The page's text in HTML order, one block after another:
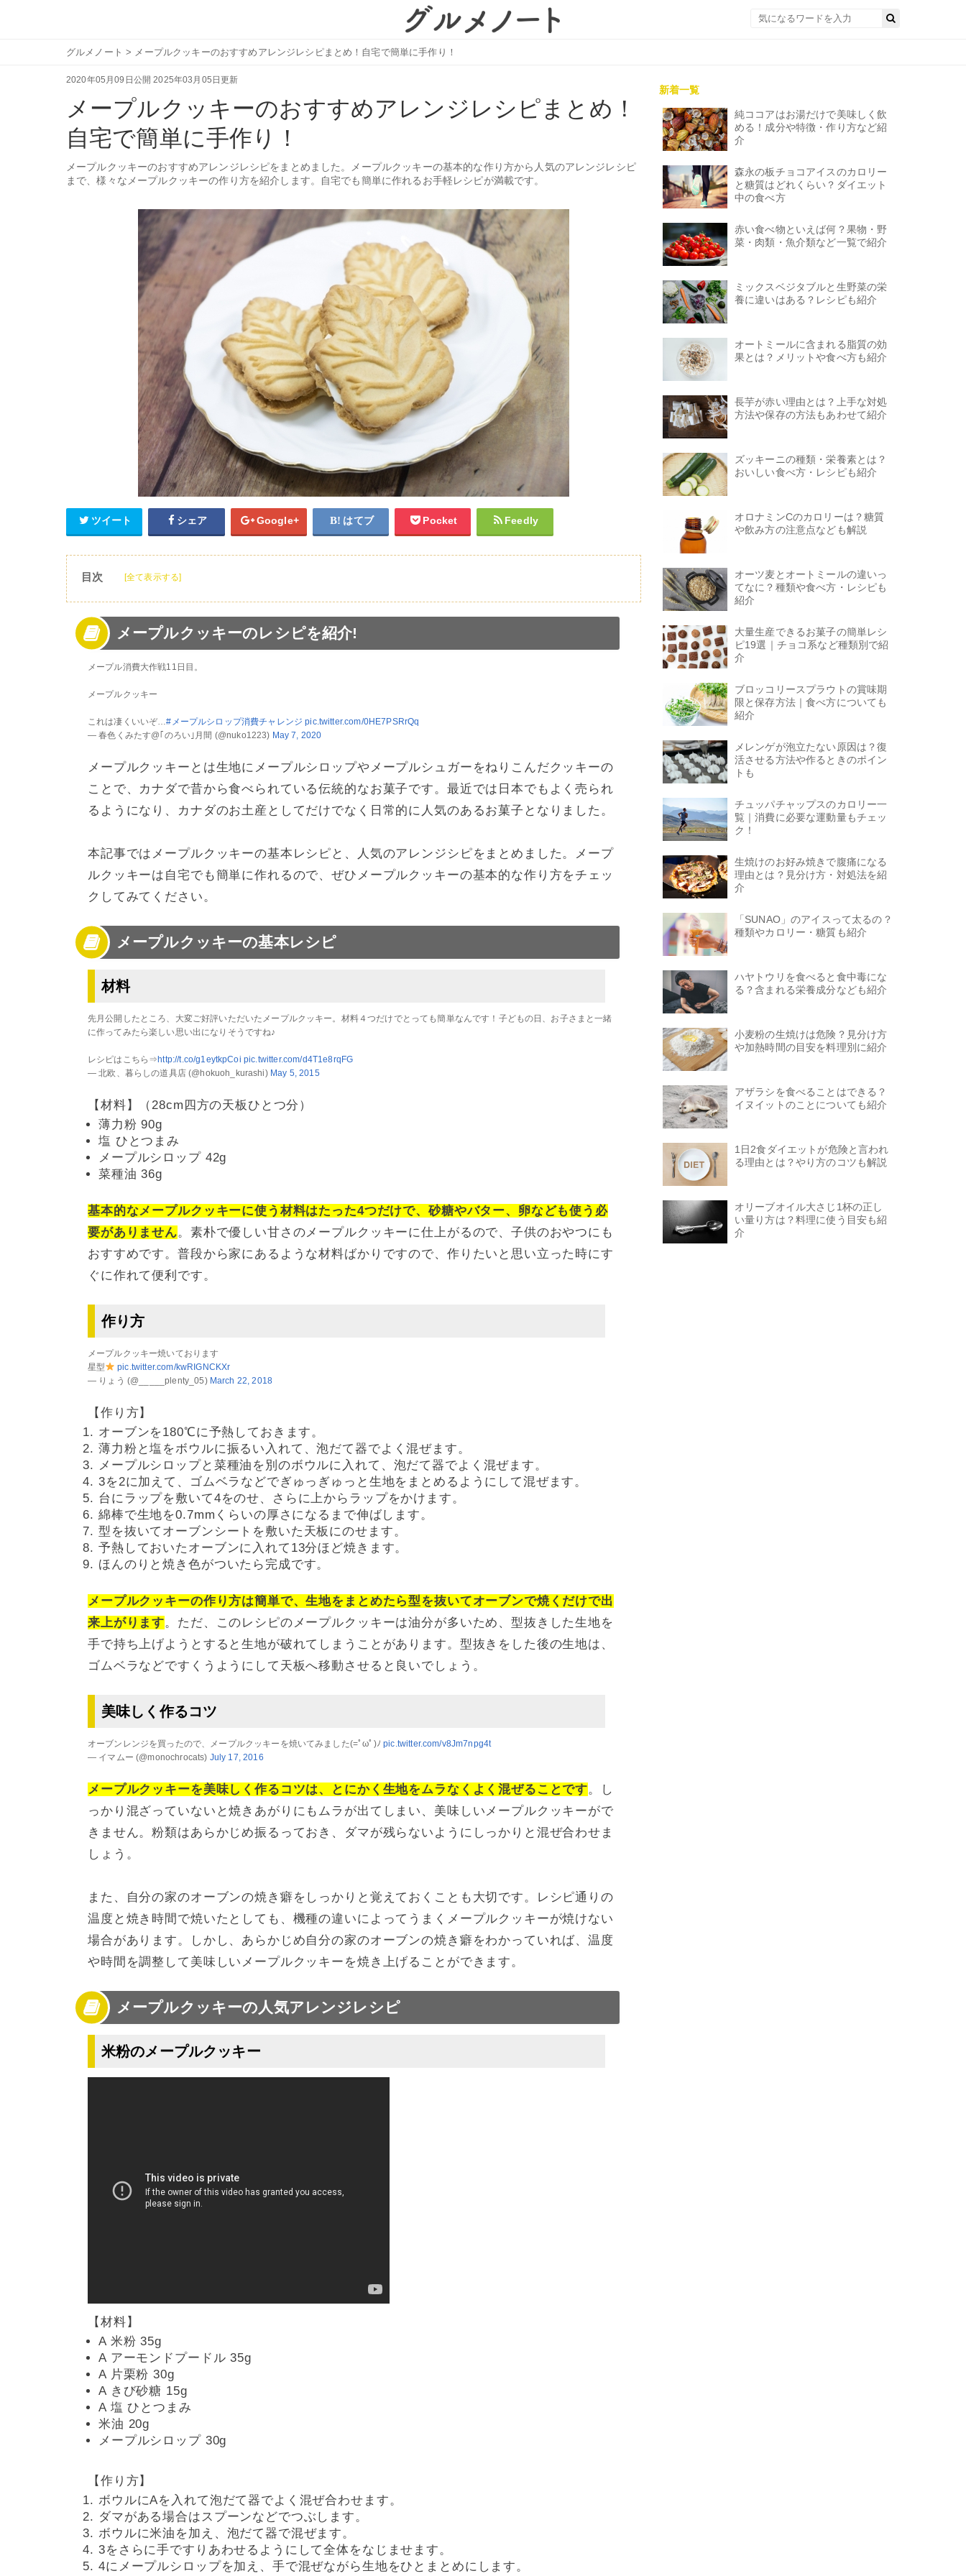
グルメノート > メープルクッキーのおすすめアレンジレシピまとめ！自宅で簡単に手作り！
2020年05月09日公開 2025年03月05日更新
メープルクッキーのおすすめアレンジレシピまとめ！
自宅で簡単に手作り！
メープルクッキーのおすすめアレンジレシピをまとめました。メープルクッキーの基本的な作り方から人気のアレンジレシピ
まで、様々なメープルクッキーの作り方を紹介します。自宅でも簡単に作れるお手軽レシピが満載です。
ツイート シェア Google+ はてブ Pocket Feedly
目次 [全て表示する]
3 メープルクッキーの人気アレンジレシピ
4 メープルクッキーのレシピまとめ
メープルクッキーのレシピを紹介!
メープル消費大作戦11日目。
メープルクッキー
これは凄くいいぞ…#メープルシロップ消費チャレンジ pic.twitter.com/0HE7PSRrQq
— 春色くみたす@｢のろい｣月間 (@nuko1223) May 7, 2020
メープルクッキーとは生地にメープルシロップやメープルシュガーをねりこんだクッキーの
ことで、カナダで昔から食べられている伝統的なお菓子です。最近では日本でもよく売られ
るようになり、カナダのお土産としてだけでなく日常的に人気のあるお菓子となりました。
本記事ではメープルクッキーの基本レシピと、人気のアレンジシピをまとめました。メープ
ルクッキーは自宅でも簡単に作れるので、ぜひメープルクッキーの基本的な作り方をチェッ
クしてみてください。
メープルクッキーの基本レシピ
材料
先月公開したところ、大変ご好評いただいたメープルクッキー。材料４つだけでとっても簡単なんです！子どもの日、お子さまと一緒
に作ってみたら楽しい思い出になりそうですね♪
レシピはこちら⇒ http://t.co/g1eytkpCoi pic.twitter.com/d4T1e8rqFG
— 北欧、暮らしの道具店 (@hokuoh_kurashi) May 5, 2015
【材料】（28cm四方の天板ひとつ分）
薄力粉 90g
塩 ひとつまみ
メープルシロップ 42g
菜種油 36g
基本的なメープルクッキーに使う材料はたった4つだけで、砂糖やバター、卵なども使う必
要がありません。素朴で優しい甘さのメープルクッキーに仕上がるので、子供のおやつにも
おすすめです。普段から家にあるような材料ばかりですので、作りたいと思い立った時にす
ぐに作れて便利です。
作り方
メープルクッキー焼いております
星型
pic.twitter.com/kwRIGNCKXr
— りょう (@_____plenty_05) March 22, 2018
【作り方】
オーブンを180℃に予熱しておきます。
薄力粉と塩をボウルに振るい入れて、泡だて器でよく混ぜます。
メープルシロップと菜種油を別のボウルに入れて、泡だて器でよく混ぜます。
3を2に加えて、ゴムベラなどでぎゅっぎゅっと生地をまとめるようにして混ぜます。
台にラップを敷いて4をのせ、さらに上からラップをかけます。
綿棒で生地を0.7mmくらいの厚さになるまで伸ばします。
型を抜いてオーブンシートを敷いた天板にのせます。
予熱しておいたオーブンに入れて13分ほど焼きます。
ほんのりと焼き色がついたら完成です。
メープルクッキーの作り方は簡単で、生地をまとめたら型を抜いてオーブンで焼くだけで出
来上がります。ただ、このレシピのメープルクッキーは油分が多いため、型抜きした生地を
手で持ち上げようとすると生地が破れてしまうことがあります。型抜きをした後の生地は、
ゴムベラなどですくうようにして天板へ移動させると良いでしょう。
美味しく作るコツ
オーブンレンジを買ったので、メープルクッキーを焼いてみました(=ﾟωﾟ)ﾉpic.twitter.com/v8Jm7npg4t
— イマムー (@monochrocats) July 17, 2016
メープルクッキーを美味しく作るコツは、とにかく生地をムラなくよく混ぜることです。し
っかり混ざっていないと焼きあがりにもムラが出てしまい、美味しいメープルクッキーがで
きません。粉類はあらかじめ振るっておき、ダマが残らないようにしっかりと混ぜ合わせま
しょう。
また、自分の家のオーブンの焼き癖をしっかりと覚えておくことも大切です。レシピ通りの
温度と焼き時間で焼いたとしても、機種の違いによってうまくメープルクッキーが焼けない
場合があります。しかし、あらかじめ自分の家のオーブンの焼き癖をわかっていれば、温度
や時間を調整して美味しいメープルクッキーを焼き上げることができます。
メープルクッキーの人気アレンジレシピ
米粉のメープルクッキー
【材料】
A 米粉 35g
A アーモンドプードル 35g
A 片栗粉 30g
A きび砂糖 15g
A 塩 ひとつまみ
米油 20g
メープルシロップ 30g
【作り方】
ボウルにAを入れて泡だて器でよく混ぜ合わせます。
ダマがある場合はスプーンなどでつぶします。
ボウルに米油を加え、泡だて器で混ぜます。
3をさらに手ですりあわせるようにして全体をなじませます。
4にメープルシロップを加え、手で混ぜながら生地をひとまとめにします。
新着一覧
純ココアはお湯だけで美味しく飲
める！成分や特徴・作り方など紹
介
森永の板チョコアイスのカロリー
と糖質はどれくらい？ダイエット
中の食べ方
赤い食べ物といえば何？果物・野
菜・肉類・魚介類など一覧で紹介
ミックスベジタブルと生野菜の栄
養に違いはある？レシピも紹介
オートミールに含まれる脂質の効
果とは？メリットや食べ方も紹介
長芋が赤い理由とは？上手な対処
方法や保存の方法もあわせて紹介
ズッキーニの種類・栄養素とは？
おいしい食べ方・レシピも紹介
オロナミンCのカロリーは？糖質
や飲み方の注意点なども解説
オーツ麦とオートミールの違いっ
てなに？種類や食べ方・レシピも
紹介
大量生産できるお菓子の簡単レシ
ピ19選｜チョコ系など種類別で紹
介
ブロッコリースプラウトの賞味期
限と保存方法｜食べ方についても
紹介
メレンゲが泡立たない原因は？復
活させる方法や作るときのポイン
トも
チュッパチャップスのカロリー一
覧｜消費に必要な運動量もチェッ
ク！
生焼けのお好み焼きで腹痛になる
理由とは？見分け方・対処法を紹
介
「SUNAO」のアイスって太るの？
種類やカロリー・糖質も紹介
ハヤトウリを食べると食中毒にな
る？含まれる栄養成分なども紹介
小麦粉の生焼けは危険？見分け方
や加熱時間の目安を料理別に紹介
アザラシを食べることはできる？
イヌイットのことについても紹介
1日2食ダイエットが危険と言われ
る理由とは？やり方のコツも解説
オリーブオイル大さじ1杯の正し
い量り方は？料理に使う目安も紹
介